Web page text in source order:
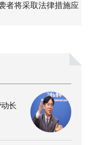
者将采取法律措施应
动长